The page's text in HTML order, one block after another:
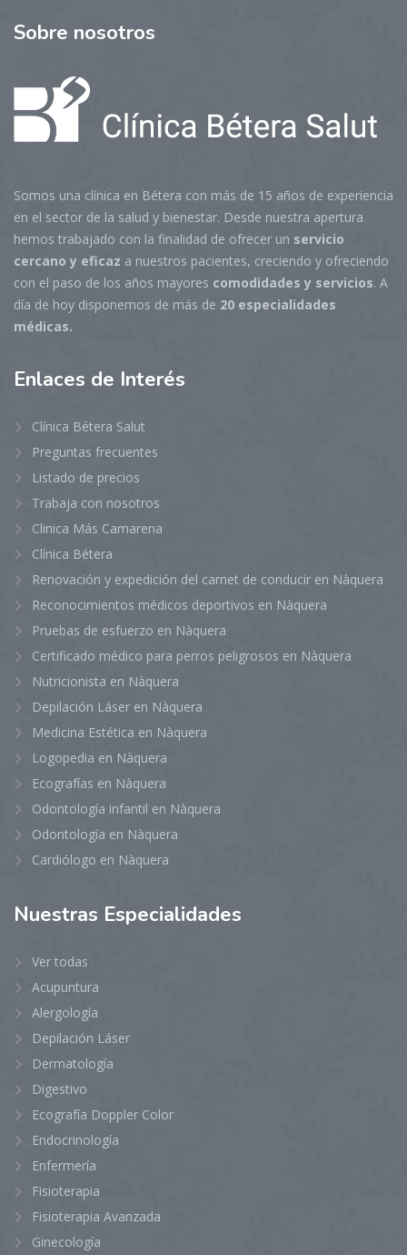
Sobre nosotros
Somos una clínica en Bétera con más de 15 años de experiencia
en el sector de la salud y bienestar. Desde nuestra apertura
hemos trabajado con la finalidad de ofrecer un servicio
cercano y eficaz a nuestros pacientes, creciendo y ofreciendo
con el paso de los años mayores comodidades y servicios. A
día de hoy disponemos de más de 20 especialidades
médicas.
Enlaces de Interés
Clínica Bétera Salut
Preguntas frecuentes
Listado de precios
Trabaja con nosotros
Clinica Más Camarena
Clínica Bétera
Renovación y expedición del carnet de conducir en Nàquera
Reconocimientos médicos deportivos en Nàquera
Pruebas de esfuerzo en Nàquera
Certificado médico para perros peligrosos en Nàquera
Nutricionista en Nàquera
Depilación Láser en Nàquera
Medicina Estética en Nàquera
Logopedia en Nàquera
Ecografías en Nàquera
Odontología infantil en Nàquera
Odontología en Nàquera
Cardiólogo en Nàquera
Nuestras Especialidades
Ver todas
Acupuntura
Alergología
Depilación Láser
Dermatología
Digestivo
Ecografía Doppler Color
Endocrinología
Enfermería
Fisioterapia
Fisioterapia Avanzada
Ginecología